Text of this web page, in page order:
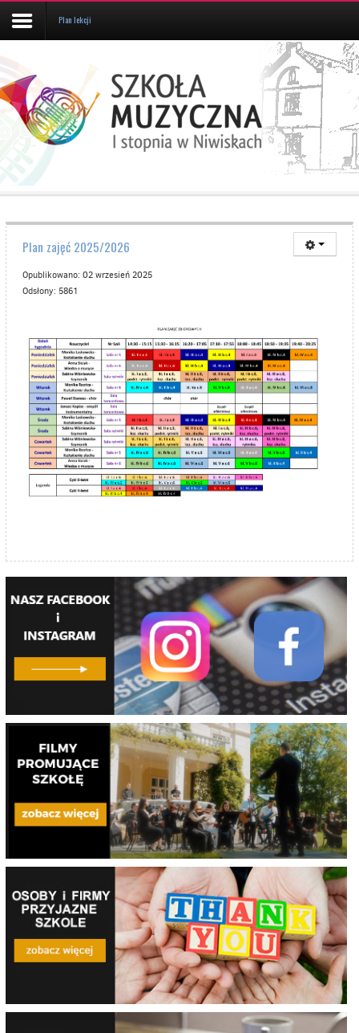
Aktualności
Kalendarz
UCZEŃ/RODZIC
Galeria
SZKOLE
Kontakt
Plan lekcji
Plan zajęć 2025/2026
Opublikowano: 02 wrzesień 2025
Odsłony: 5861